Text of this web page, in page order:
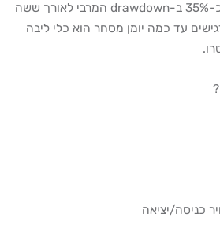
ב-win rate ועל ירידה של כ-35% ב-drawdown המרבי לאורך ששה
עד כמה יומן מסחר הוא כלי ליבה
כניסה/יציאה